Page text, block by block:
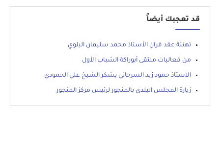
قد تعجبك أيضاً
تهنئة عقد قران الأستاذ محمد سليمان البلوي
من فعاليات ملتقى أبوراكة الشباب الأول
الاستاذ حمود زيد السرحاني يشكر الشيخ علي الحمودي
زيارة المجلس البلدي بالمنجور لرئيس مركز المنجور